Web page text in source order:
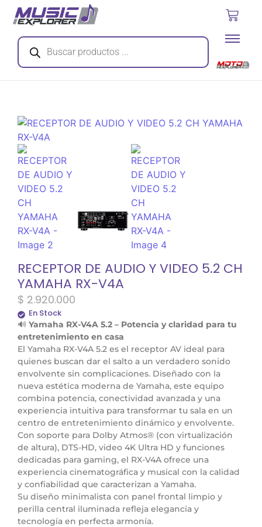
RECEPTOR DE AUDIO Y VIDEO 5.2 CH
YAMAHA RX-V4A
$ 2.920.000
En Stock
🔊 Yamaha RX-V4A 5.2 – Potencia y claridad para tu
entretenimiento en casa
El Yamaha RX-V4A 5.2 es el receptor AV ideal para
quienes buscan dar el salto a un verdadero sonido
envolvente sin complicaciones. Diseñado con la
nueva estética moderna de Yamaha, este equipo
combina potencia, conectividad avanzada y una
experiencia intuitiva para transformar tu sala en un
centro de entretenimiento dinámico y envolvente.
Con soporte para Dolby Atmos® (con virtualización
de altura), DTS-HD, video 4K Ultra HD y funciones
dedicadas para gaming, el RX-V4A ofrece una
experiencia cinematográfica y musical con la calidad
y confiabilidad que caracterizan a Yamaha.
Su diseño minimalista con panel frontal limpio y
perilla central iluminada refleja elegancia y
tecnología en perfecta armonía.